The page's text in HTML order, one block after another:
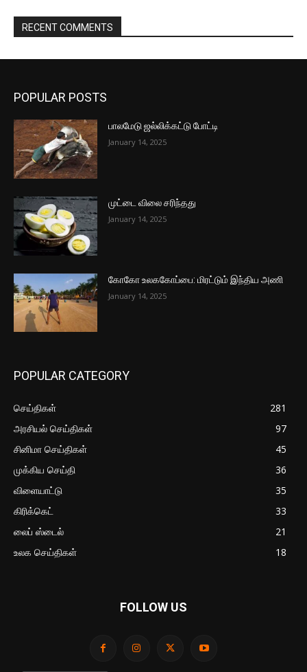
RECENT COMMENTS
POPULAR POSTS
பாலமேடு ஜல்லிக்கட்டு போட்டி
January 14, 2025
முட்டை விலை சரிந்தது
January 14, 2025
கோகோ உலககோப்பை: மிரட்டும் இந்திய அணி
January 14, 2025
POPULAR CATEGORY
செய்திகள்
281
அரசியல் செய்திகள்
97
சினிமா செய்திகள்
45
முக்கிய செய்தி
36
விளையாட்டு
35
கிரிக்கெட்
33
லைப் ஸ்டைல்
21
உலக செய்திகள்
18
FOLLOW US